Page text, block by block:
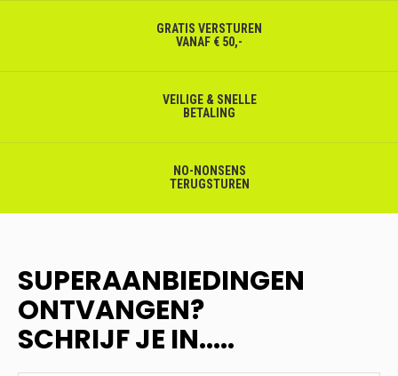
GRATIS VERSTUREN
VANAF € 50,-
VEILIGE & SNELLE
BETALING
NO-NONSENS
TERUGSTUREN
SUPERAANBIEDINGEN
ONTVANGEN?
SCHRIJF JE IN.....